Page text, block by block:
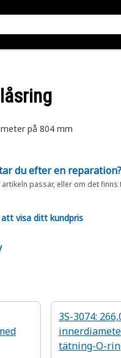
på 804 mm
du efter en reparation?
passar, eller om det
visa ditt kundpris
3S-3074:
tätning-O-